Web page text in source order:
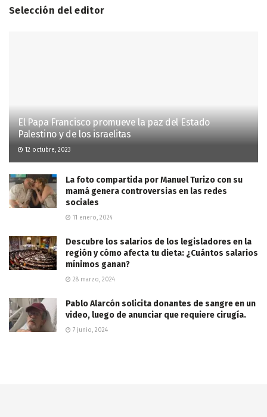
Selección del editor
El Papa Francisco promueve la paz del Estado
Palestino y de los israelitas
12 octubre, 2023
La foto compartida por Manuel Turizo con su
mamá genera controversias en las redes
sociales
11 enero, 2024
Descubre los salarios de los legisladores en la
región y cómo afecta tu dieta: ¿Cuántos salarios
mínimos ganan?
28 marzo, 2024
Pablo Alarcón solicita donantes de sangre en un
video, luego de anunciar que requiere cirugía.
7 junio, 2024